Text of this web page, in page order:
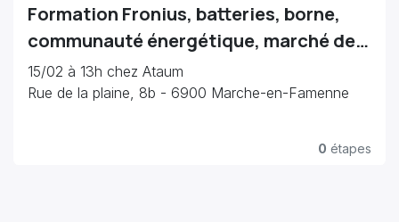
Formation Fronius, batteries, borne,
communauté énergétique, marché de
la flexibilité.
15/02 à 13h chez Ataum
Rue de la plaine, 8b - 6900 Marche-en-Famenne
0 étapes